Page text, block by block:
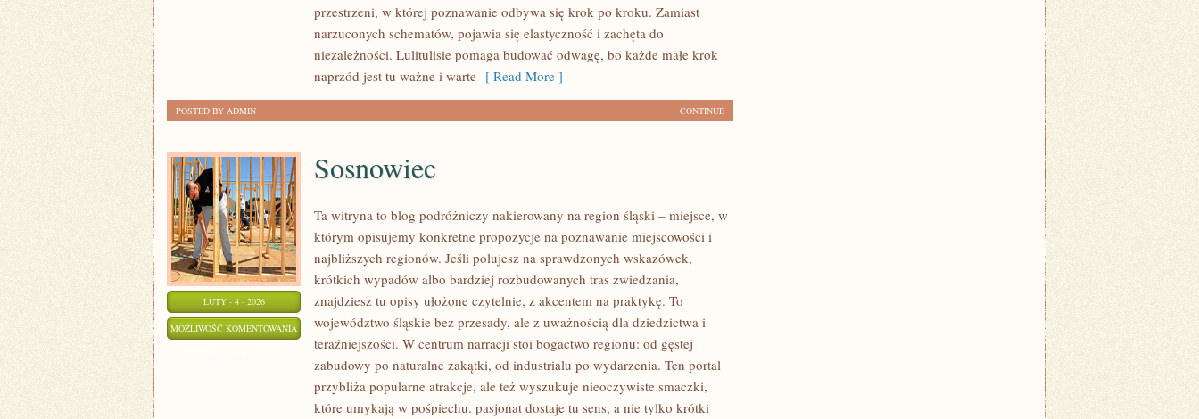
przestrzeni, w której poznawanie odbywa się krok po kroku. Zamiast
narzuconych schematów, pojawia się elastyczność i zachęta do
niezależności. Lulitulisie pomaga budować odwagę, bo każde małe krok
naprzód jest tu ważne i warte [ Read More ]
CONTINUE
POSTED BY ADMIN
LUTY - 4 - 2026
MOŻLIWOŚĆ KOMENTOWANIA SOSNOWIEC
Sosnowiec
Ta witryna to blog podróżniczy nakierowany na region śląski – miejsce, w
którym opisujemy konkretne propozycje na poznawanie miejscowości i
najbliższych regionów. Jeśli polujesz na sprawdzonych wskazówek,
krótkich wypadów albo bardziej rozbudowanych tras zwiedzania,
znajdziesz tu opisy ułożone czytelnie, z akcentem na praktykę. To
województwo śląskie bez przesady, ale z uważnością dla dziedzictwa i
teraźniejszości. W centrum narracji stoi bogactwo regionu: od gęstej
zabudowy po naturalne zakątki, od industrialu po wydarzenia. Ten portal
przybliża popularne atrakcje, ale też wyszukuje nieoczywiste smaczki,
które umykają w pośpiechu. pasjonat dostaje tu sens, a nie tylko krótki